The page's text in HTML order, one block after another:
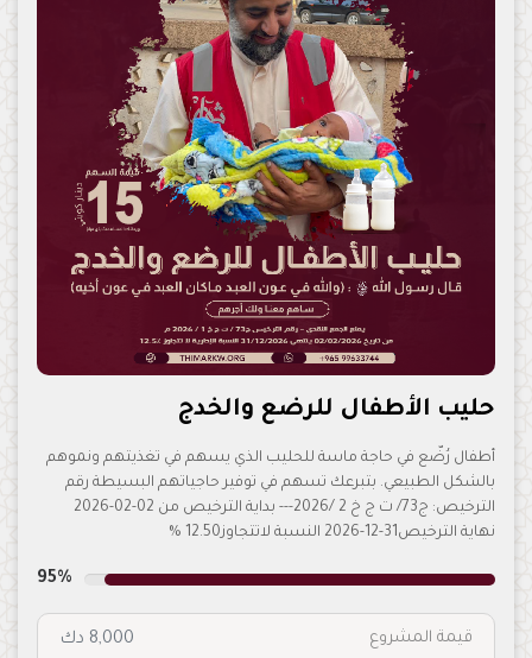
حليب الأطفال للرضع والخدج
أطفال رُضّع في حاجة ماسة للحليب الذي يسهم في تغذيتهم ونموهم
بالشكل الطبيعي. بتبرعك تسهم في توفير حاجياتهم البسيطة رقم
الترخيص: ج73/ ت ج خ 2 /2026--- بداية الترخيص من 02-02-2026
نهاية الترخيص31-12-2026 النسبة لاتتجاوز12.50 %
95%
قيمة المشروع 8,000 دك